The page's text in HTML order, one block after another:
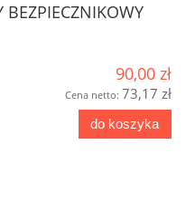
BEZPIECZNIKOWY
90,00 zł
Cena netto: 73,17 zł
do koszyka